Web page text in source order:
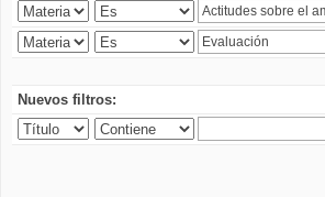
Nuevos filtros: